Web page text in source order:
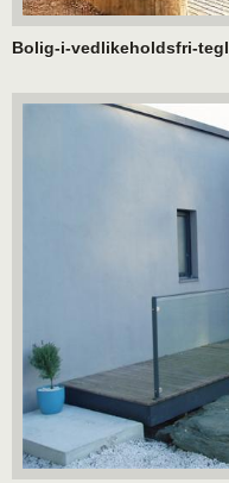
Bolig-i-vedlikeholdsfri-tegl